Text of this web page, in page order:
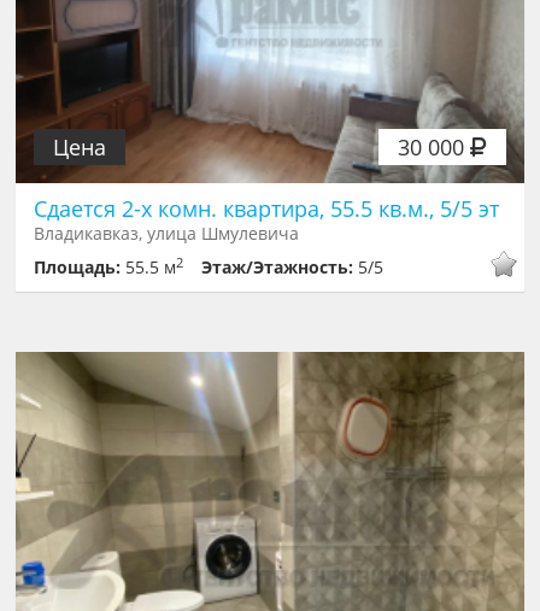
30 000
Цена
Сдается 2-х комн. квартира, 55.5 кв.м., 5/5 эт
Владикавказ, улица Шмулевича
Площадь: 55.5 м2 Этаж/Этажность: 5/5